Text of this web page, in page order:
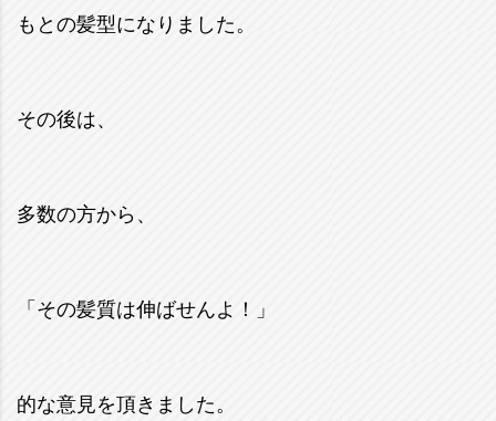
もとの髪型になりました。
その後は、
多数の方から、
「その髪質は伸ばせんよ！」
的な意見を頂きました。